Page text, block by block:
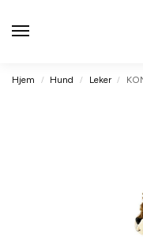
Hjem / Hund / Leker /